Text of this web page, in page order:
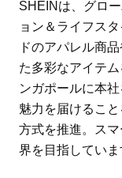
SHEINは、グロ
ョン＆ライフス
ドのアパレル商
た多彩なアイテ
ンガポールに本
魅力を届けるこ
方式を推進。ス
界を目指していま